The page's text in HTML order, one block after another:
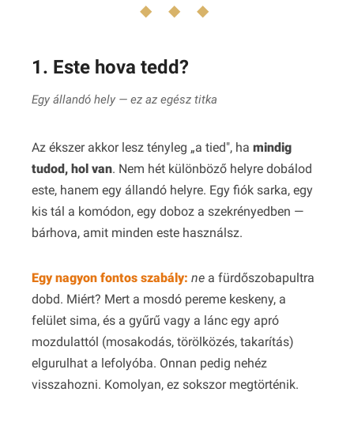
◆ ◆ ◆
1. Este hova tedd?
Egy állandó hely — ez az egész titka
Az ékszer akkor lesz tényleg „a tied", ha mindig
tudod, hol van. Nem hét különböző helyre dobálod
este, hanem egy állandó helyre. Egy fiók sarka, egy
kis tál a komódon, egy doboz a szekrényedben —
bárhova, amit minden este használsz.
Egy nagyon fontos szabály: ne a fürdőszobapultra
dobd. Miért? Mert a mosdó pereme keskeny, a
felület sima, és a gyűrű vagy a lánc egy apró
mozdulattól (mosakodás, törölközés, takarítás)
elgurulhat a lefolyóba. Onnan pedig nehéz
visszahozni. Komolyan, ez sokszor megtörténik.